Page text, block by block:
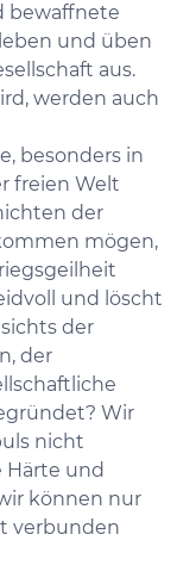
bewaffnete
und üben
aus.
werden auch
besonders in
freien Welt
der
mögen,
und löscht
der
der
Wir
nicht
Härte und
können nur
verbunden